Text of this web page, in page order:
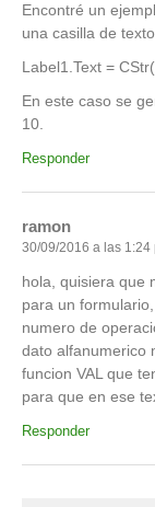
Encontré un
una casilla de
Label1.Text =
En este caso se
10.
Responder
ramon
30/09/2016 a las 1:24
hola, quisiera que
para un
numero de
dato alfanumerico
funcion VAL que
para que en ese
Responder